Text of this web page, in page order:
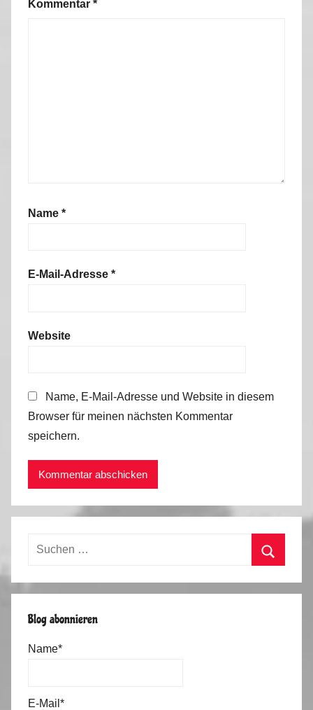
Kommentar *
Name *
E-Mail-Adresse *
Website
Name, E-Mail-Adresse und Website in diesem
Browser für meinen nächsten Kommentar
speichern.
Suchen
Blog abonnieren
Name*
E-Mail*